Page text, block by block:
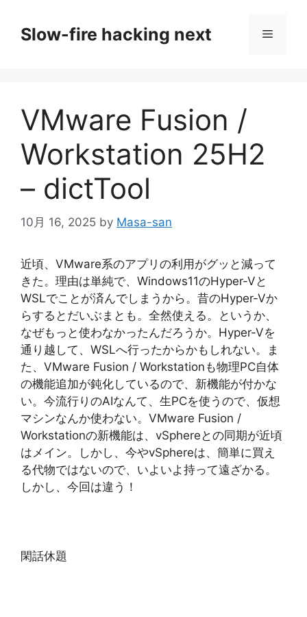
Slow-fire hacking next メ
VMware Fusion /
Workstation 25H2
– dictTool
10月 16, 2025 by Masa-san
近頃、VMware系のアプリの利用がグッと減って
きた。理由は単純で、Windows11のHyper-Vと
WSLでことが済んでしまうから。昔のHyper-Vか
らするとだいぶまとも。全然使える。というか、
なぜもっと使わなかったんだろうか。Hyper-Vを
通り越して、WSLへ行ったからかもしれない。ま
た、VMware Fusion / Workstationも物理PC自体
の機能追加が鈍化しているので、新機能が付かな
い。今流行りのAIなんて、生PCを使うので、仮想
マシンなんか使わない。VMware Fusion /
Workstationの新機能は、vSphereとの同期が近頃
はメイン。しかし、今やvSphereは、簡単に買え
る代物ではないので、いよいよ持って遠ざかる。
しかし、今回は違う！
閑話休題